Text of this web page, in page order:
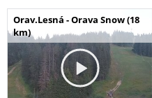
Orav.Lesná - Orava Snow (18
km)